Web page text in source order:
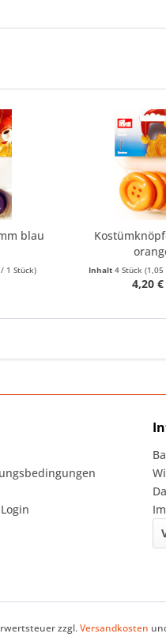
blau
1 Stück) Inhalt4 Stück
4,20
zzgl.Versandkosten